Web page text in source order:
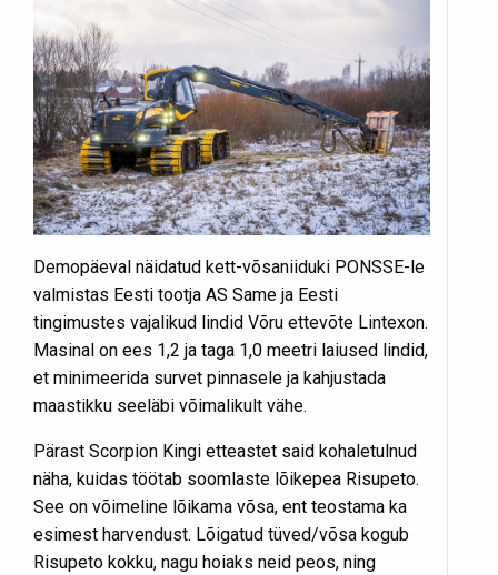
Demopäeval näidatud kett-võsaniiduki PONSSE-le
valmistas Eesti tootja AS Same ja Eesti
tingimustes vajalikud lindid Võru ettevõte Lintexon.
Masinal on ees 1,2 ja taga 1,0 meetri laiused lindid,
et minimeerida survet pinnasele ja kahjustada
maastikku seeläbi võimalikult vähe.
Pärast Scorpion Kingi etteastet said kohaletulnud
näha, kuidas töötab soomlaste lõikepea Risupeto.
See on võimeline lõikama võsa, ent teostama ka
esimest harvendust. Lõigatud tüved/võsa kogub
Risupeto kokku, nagu hoiaks neid peos, ning